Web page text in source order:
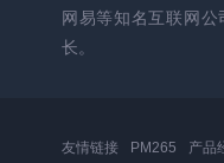
网易等知名互联网
长。
友情链接 PM265 产品